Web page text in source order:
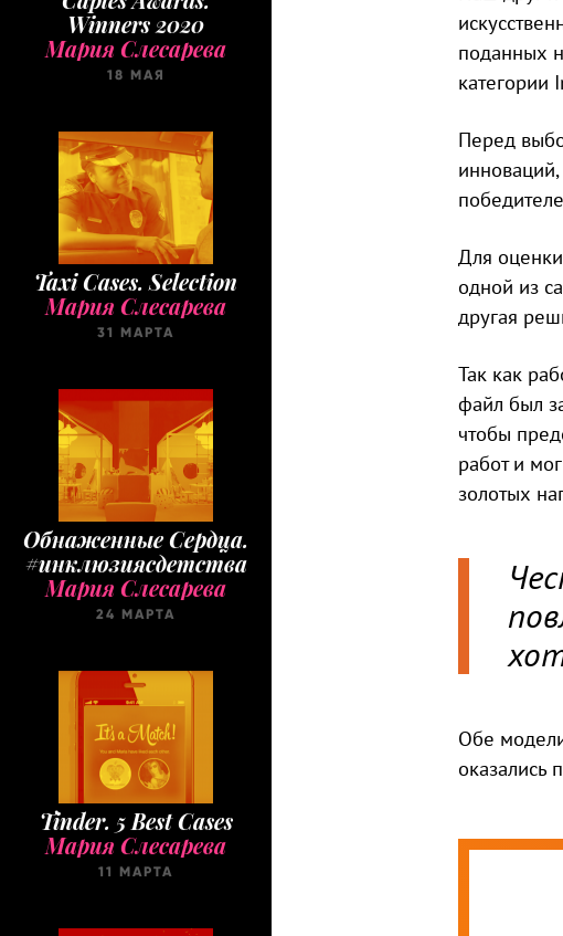
Winners 2020
Мария Слесарева
18 МАЯ
Taxi Cases. Selection
Мария Слесарева
31 МАРТА
Обнаженные Cердца.
#инклюзиясдетства
Мария Слесарева
24 МАРТА
Tinder. 5 Best Cases
Мария Слесарева
11 МАРТА
поданных
категории
Перед
Для оценки
одной из
другая
Так как
файл был
чтобы
работ и
золотых
Обе
оказались